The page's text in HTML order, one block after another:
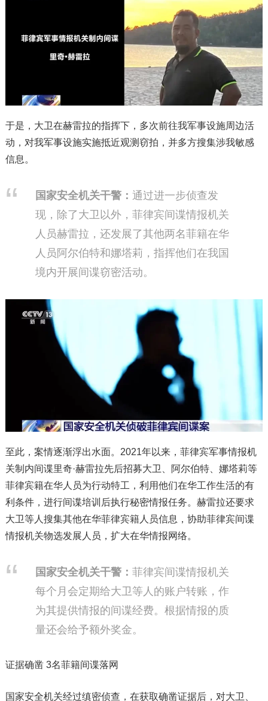
于是，大卫在赫雷拉的指挥下，多次前往我军事设施周边活
动，对我军事设施实施抵近观测窃拍，并多方搜集涉我敏感
信息。
国家安全机关干警： 通过进一步侦查发
现，除了大卫以外，菲律宾间谍情报机关
人员赫雷拉，还发展了其他两名菲籍在华
人员阿尔伯特和娜塔莉，指挥他们在我国
境内开展间谍窃密活动。
至此，案情逐渐浮出水面。2021年以来，菲律宾军事情报机
关制内间谍里奇·赫雷拉先后招募大卫、阿尔伯特、娜塔莉等
菲律宾籍在华人员为行动特工，利用他们在华工作生活的有
利条件，进行间谍培训后执行秘密情报任务。赫雷拉还要求
大卫等人搜集其他在华菲律宾籍人员信息，协助菲律宾间谍
情报机关物选发展人员，扩大在华情报网络。
国家安全机关干警： 菲律宾间谍情报机关
每个月会定期给大卫等人的账户转账，作
为其提供情报的间谍经费。根据情报的质
量还会给予额外奖金。
证据确凿 3名菲籍间谍落网
国家安全机关经过缜密侦查，在获取确凿证据后，对大卫、